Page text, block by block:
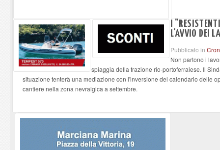
I
L'AVVIO DEI
Pubblicato in
Non partono i
spiaggia della frazione rio-portoferraiese. Il
situazione tenterà una mediazione con l'inversione del calendario delle
cantiere nella zona nevralgica a settembre.